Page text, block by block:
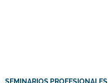
SEMINARIOS PROFESIONALES